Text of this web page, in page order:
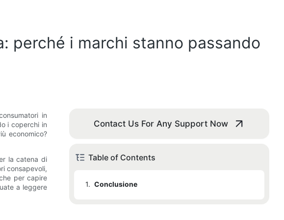
perché i marchi stanno passando
in
i coperchi in
economico?
la catena di
consapevoli,
per capire
a leggere
Contact Us For Any Support Now
Table of Contents
1. Conclusione